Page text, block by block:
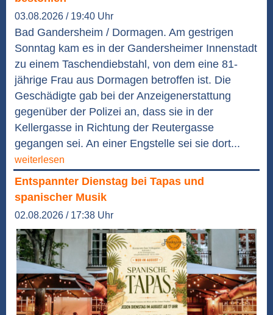
03.08.2026 / 19:40 Uhr
Bad Gandersheim / Dormagen. Am gestrigen
Sonntag kam es in der Gandersheimer Innenstadt
zu einem Taschendiebstahl, von dem eine 81-
jährige Frau aus Dormagen betroffen ist. Die
Geschädigte gab bei der Anzeigenerstattung
gegenüber der Polizei an, dass sie in der
Kellergasse in Richtung der Reutergasse
gegangen sei. An einer Engstelle sei sie dort...
weiterlesen
Entspannter Dienstag bei Tapas und
spanischer Musik
02.08.2026 / 17:38 Uhr